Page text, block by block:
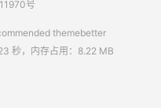
号
themebetter
秒，内存占用：8.22 MB